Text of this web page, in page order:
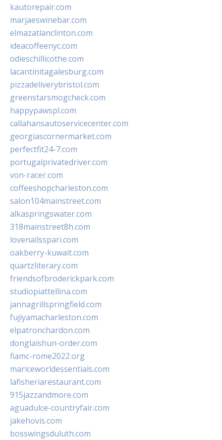
kautorepair.com
marjaeswinebar.com
elmazatlanclinton.com
ideacoffeenyc.com
odieschillicothe.com
lacantinitagalesburg.com
pizzadeliverybristol.com
greenstarsmogcheck.com
happypawspl.com
callahansautoservicecenter.com
georgiascornermarket.com
perfectfit24-7.com
portugalprivatedriver.com
von-racer.com
coffeeshopcharleston.com
salon104mainstreet.com
alkaspringswater.com
318mainstreet8h.com
lovenailsspari.com
oakberry-kuwait.com
quartzliterary.com
friendsofbroderickpark.com
studiopiattellina.com
jannagrillspringfield.com
fujiyamacharleston.com
elpatronchardon.com
donglaishun-order.com
fiamc-rome2022.org
mariceworldessentials.com
lafisheriarestaurant.com
915jazzandmore.com
aguadulce-countryfair.com
jakehovis.com
bosswingsduluth.com